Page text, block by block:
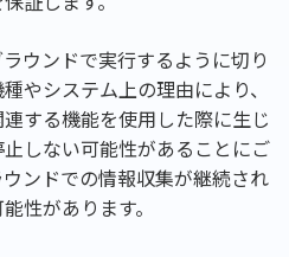
ウンドで実行するように切り
やシステム上の理由により、
する機能を使用した際に生じ
しない可能性があることにご
ンドでの情報収集が継続され
性があります。